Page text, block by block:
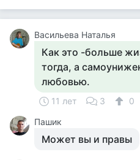
Васильева Наталья
Как это -больше
тогда, а
любовью.
11 лет 3
0
Пашик
Может вы и правы